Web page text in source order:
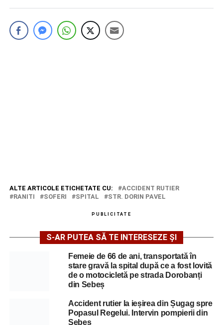
ALTE ARTICOLE ETICHETATE CU:
ACCIDENT RUTIER
RANITI
SOFERI SPITAL STR. DORIN PAVEL
PUBLICITATE
S-AR PUTEA SĂ TE INTERESEZE ȘI
Femeie de 66 de ani, transportată în
stare gravă la spital după ce a fost lovită
de o motocicletă pe strada Dorobanți
din Sebeș
Accident rutier la ieșirea din Șugag spre
Popasul Regelui. Intervin pompierii din
Sebeș